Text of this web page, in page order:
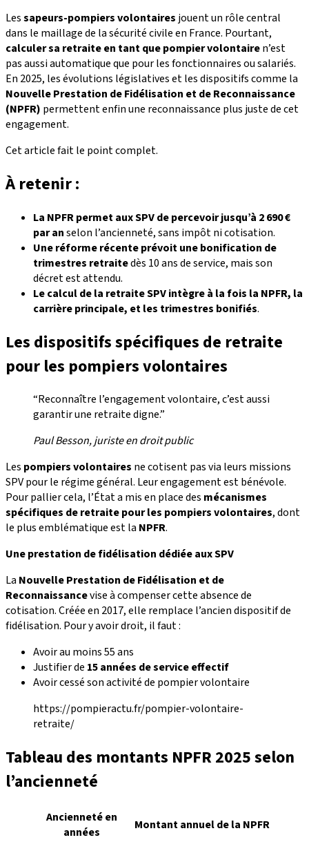
Lessapeurs-pompiers volontaires jouent un rôle central
dans le maillage de la sécurité civile en France. Pourtant,
calculer sa retraite en tant que pompier volontairen’est
pas aussi automatique que pour les fonctionnaires ou salariés.
En 2025, les évolutions législatives et les dispositifs comme la
Nouvelle Prestation de Fidélisation et de Reconnaissance
(NPFR) permettent enfin une reconnaissance plus juste de cet
engagement.
Cet article fait le point complet.
À retenir :
La NPFR permet aux SPV de percevoir jusqu’à 2 690 €
par anselon l’ancienneté, sans impôt ni cotisation.
Une réforme récente prévoit une bonification de
trimestres retraitedès 10 ans de service, mais son
décret est attendu.
Le calcul de la retraite SPV intègre à la fois la NPFR, la
carrière principale, et les trimestres bonifiés.
Les dispositifs spécifiques de retraite
pour les pompiers volontaires
“Reconnaître l’engagement volontaire, c’est aussi
garantir une retraite digne.”
Paul Besson, juriste en droit public
Les pompiers volontaires ne cotisent pas via leurs missions
SPV pour le régime général. Leur engagement est bénévole.
Pour pallier cela, l’État a mis en place des mécanismes
spécifiques de retraite pour les pompiers volontaires, dont
le plus emblématique est la NPFR.
Une prestation de fidélisation dédiée aux SPV
La Nouvelle Prestation de Fidélisation et de
Reconnaissancevise à compenser cette absence de
cotisation. Créée en 2017, elle remplace l’ancien dispositif de
fidélisation. Pour y avoir droit, il faut :
Avoir au moins 55 ans
Justifier de 15 années de service effectif
Avoir cessé son activité de pompier volontaire
https://pompieractu.fr/pompier-volontaire-
retraite/
Tableau des montants NPFR 2025 selon
l’ancienneté
Ancienneté en
années
Montant annuel de la NPFR